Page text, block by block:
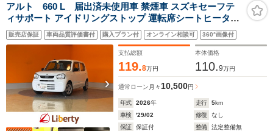
アルト 660 L 届出済未使用車 禁煙車 スズキセーフテ
ィサポート アイドリングストップ 運転席シートヒーター
障害物センサー ヘッドライトレベライザー オートライ
ト キーレスキー Wエアバック
販売店保証 車両品質評価書付 購入プラン付 オンライン相談可 360°画像付
支払総額
119.8万円
本体価格
110.9万円
通常ローン 月々 10,500円
年式 2026年 走行 5km
車検
'29/02 修復
なし
保証
保証付 整備
法定整備無